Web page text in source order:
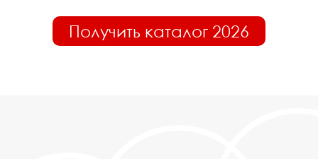
Получить каталог 2026